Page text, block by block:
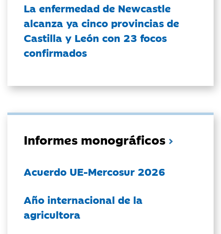
La enfermedad de Newcastle
alcanza ya cinco provincias de
Castilla y León con 23 focos
confirmados
Informes monográficos
Acuerdo UE-Mercosur 2026
Año internacional de la
agricultora